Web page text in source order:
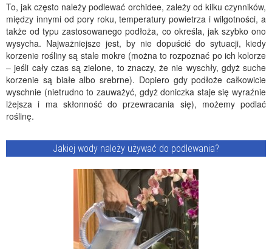
To, jak często należy podlewać orchidee, zależy od kilku czynników,
między innymi od pory roku, temperatury powietrza i wilgotności, a
także od typu zastosowanego podłoża, co określa, jak szybko ono
wysycha. Najważniejsze jest, by nie dopuścić do sytuacji, kiedy
korzenie rośliny są stale mokre (można to rozpoznać po ich kolorze
– jeśli cały czas są zielone, to znaczy, że nie wyschły, gdyż suche
korzenie są białe albo srebrne). Dopiero gdy podłoże całkowicie
wyschnie (nietrudno to zauważyć, gdyż doniczka staje się wyraźnie
lżejsza i ma skłonność do przewracania się), możemy podlać
roślinę.
Jakiej wody należy używać do podlewania?